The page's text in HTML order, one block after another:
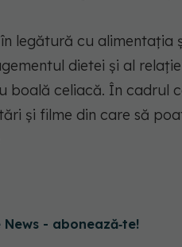
legătură cu alimentația
dietei și al
boală celiacă. În cadrul
și filme din care să
- abonează‑te!